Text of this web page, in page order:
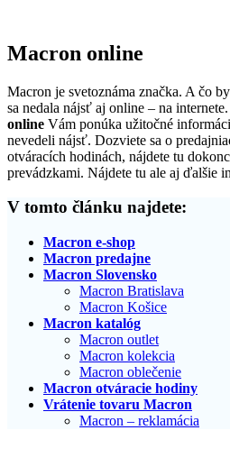
Macron online
Macron je svetoznáma značka. A čo
sa nedala nájsť aj online – na
online Vám ponúka užitočné
nevedeli nájsť. Dozviete sa o
otváracích hodinách, nájdete tu
prevádzkami. Nájdete tu ale aj ďalšie
V tomto článku najdete:
Macron e-shop
Macron predajne
Macron Slovensko
Macron Bratislava
Macron Košice
Macron katalóg
Macron outlet
Macron kolekcia
Macron oblečenie
Macron otváracie hodiny
Vrátenie tovaru Macron
Macron – reklamácia